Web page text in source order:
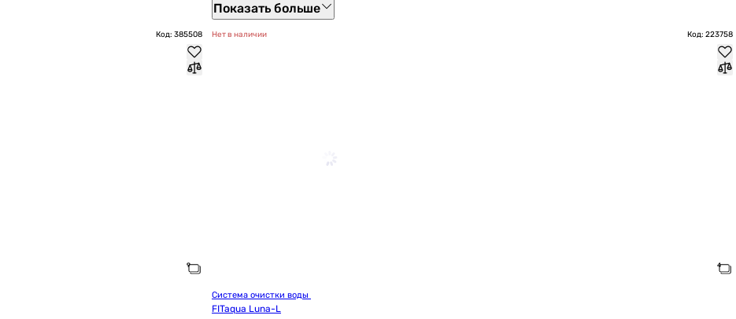
Показать больше
Код: 385508 Нет в наличии Код: 223758
FITaqua Luna-L